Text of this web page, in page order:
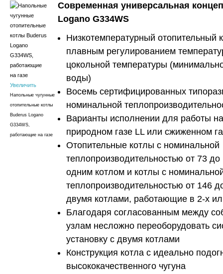
Увеличить
Напольные чугунные
отопительные котлы
Buderus Logano
G334WS,
работающие на газе
Современная универсальная
Logano G334WS
Низкотемпературный отопительный
плавным регулированием
цокольной температуры
воды)
Восемь сертифицированных
номинальной
Варианты исполнении для работы
природном газе LL или сжиженном
Отопительные котлы с номинальной
теплопроизводительностью от 73 до
одним котлом и котлы с
теплопроизводительностью от 146
двумя котлами, работающие в 2-х
Благодаря согласованным между
узлам несложно переоборудовать
установку с двумя котлами
Конструкция котла с идеально
высококачественного чугуна